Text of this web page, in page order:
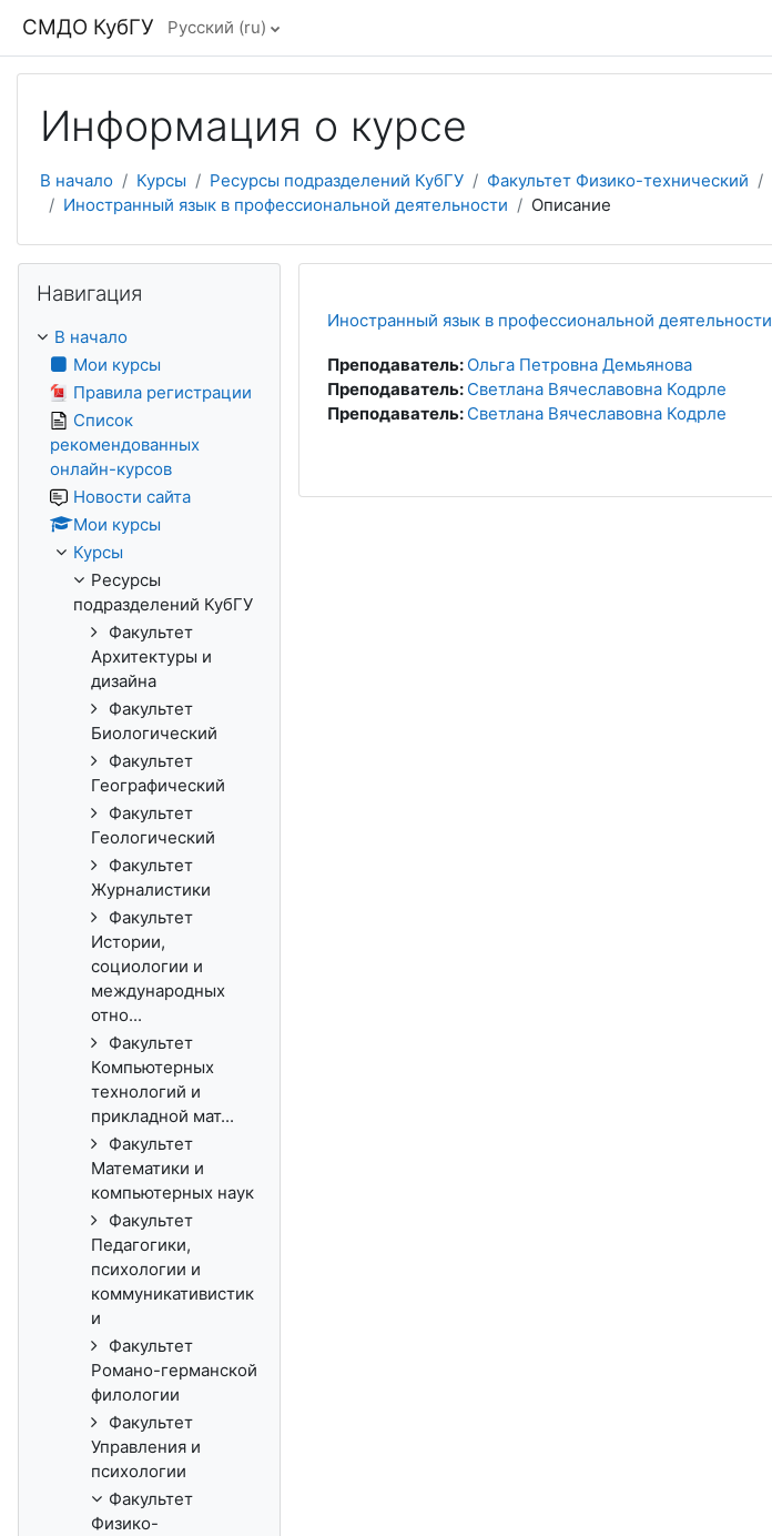
СМДО КубГУ Русский ‎(ru)‎
Информация о курсе
В начало Курсы Ресурсы подразделений КубГУ Факультет Физико-технический
Иностранный язык в профессиональной деятельности
Описание
Иностранный язык в профессиональной деятельности
Преподаватель: Ольга Петровна Демьянова
Преподаватель: Светлана Вячеславовна Кодрле
Преподаватель: Светлана Вячеславовна Кодрле
Навигация
В начало
Мои курсы
Правила регистрации
Список
рекомендованных
онлайн-курсов
Новости сайта
Мои курсы
Курсы
Ресурсы
подразделений КубГУ
Факультет
Архитектуры и
дизайна
Факультет
Биологический
Факультет
Географический
Факультет
Геологический
Факультет
Журналистики
Факультет
Истории,
социологии и
международных
отно...
Факультет
Компьютерных
технологий и
прикладной мат...
Факультет
Математики и
компьютерных наук
Факультет
Педагогики,
психологии и
коммуникативистик
и
Факультет
Романо-германской
филологии
Факультет
Управления и
психологии
Факультет
Физико-